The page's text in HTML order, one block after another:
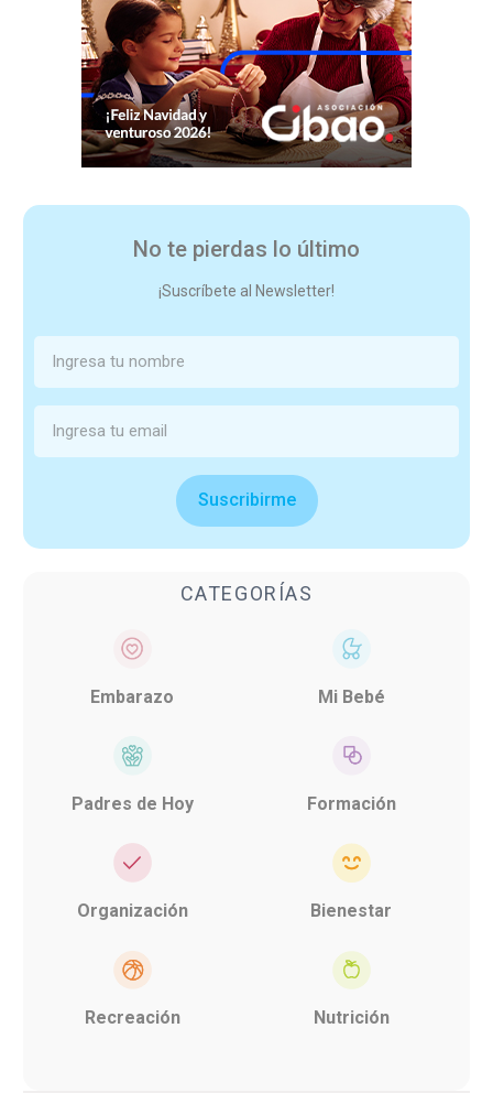
No te pierdas lo último
¡Suscríbete al Newsletter!
Suscribirme
CATEGORÍAS
Embarazo Mi Bebé
Padres de Hoy Formación
Organización Bienestar
Recreación Nutrición